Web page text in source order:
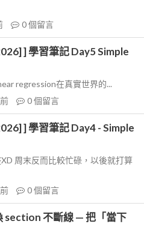
0個留言
] 學習筆記 Day5 Simple
regression在真實世界的...
0個留言
] 學習筆記 Day4 - Simple
周末反而比較忙碌，以後就打算
0個留言
section 不斷線 — 把「當下